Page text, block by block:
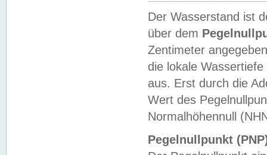
Der Wasserstand ist
über dem
Zentimeter
die lokale
aus. Erst durch die
Wert des
Normalhöhennull
Pegelnullpunkt